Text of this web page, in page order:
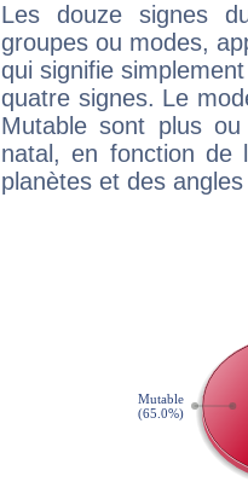
Les douze signes
groupes ou modes,
qui signifie
quatre signes. Le
Mutable sont plus
natal, en fonction de
planètes et des